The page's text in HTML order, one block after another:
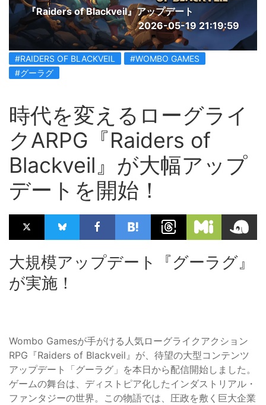
『Raiders of Blackveil』アップデート
2026-05-19 21:19:59
#RAIDERS OF BLACKVEIL
#WOMBO GAMES
#グーラグ
時代を変えるローグライ
クARPG『Raiders of
Blackveil』が大幅アップ
デートを開始！
大規模アップデート『グーラグ』
が実施！
Wombo Gamesが手がける人気ローグライクアクション
RPG『Raiders of Blackveil』が、待望の大型コンテンツ
アップデート「グーラグ」を本日から配信開始しました。
ゲームの舞台は、ディストピア化したインダストリアル・
ファンタジーの世界。この物語では、圧政を敷く巨大企業